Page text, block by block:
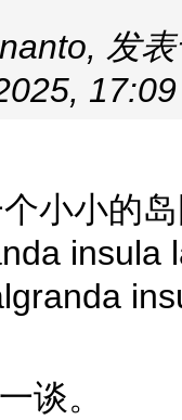
, 发
小小的
insula
谈。